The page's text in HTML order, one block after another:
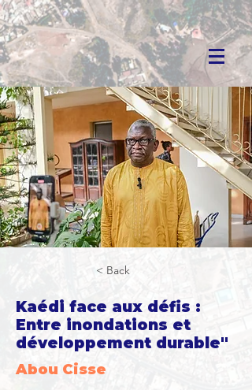
< Back
Kaédi face aux défis :
Entre inondations et
développement durable"
Abou Cisse